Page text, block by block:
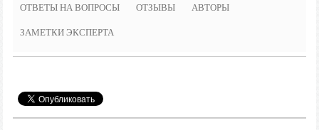
ОТВЕТЫ НА ВОПРОСЫ ОТЗЫВЫ АВТОРЫ
ЗАМЕТКИ ЭКСПЕРТА